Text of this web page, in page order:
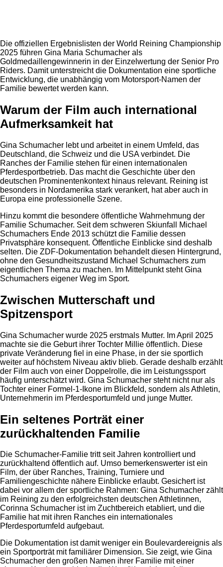
Die offiziellen Ergebnislisten der World Reining Championship
2025 führen Gina Maria Schumacher als
Goldmedaillengewinnerin in der Einzelwertung der Senior Pro
Riders. Damit unterstreicht die Dokumentation eine sportliche
Entwicklung, die unabhängig vom Motorsport-Namen der
Familie bewertet werden kann.
Warum der Film auch international
Aufmerksamkeit hat
Gina Schumacher lebt und arbeitet in einem Umfeld, das
Deutschland, die Schweiz und die USA verbindet. Die
Ranches der Familie stehen für einen internationalen
Pferdesportbetrieb. Das macht die Geschichte über den
deutschen Prominentenkontext hinaus relevant. Reining ist
besonders in Nordamerika stark verankert, hat aber auch in
Europa eine professionelle Szene.
Hinzu kommt die besondere öffentliche Wahrnehmung der
Familie Schumacher. Seit dem schweren Skiunfall Michael
Schumachers Ende 2013 schützt die Familie dessen
Privatsphäre konsequent. Öffentliche Einblicke sind deshalb
selten. Die ZDF-Dokumentation behandelt diesen Hintergrund,
ohne den Gesundheitszustand Michael Schumachers zum
eigentlichen Thema zu machen. Im Mittelpunkt steht Gina
Schumachers eigener Weg im Sport.
Zwischen Mutterschaft und
Spitzensport
Gina Schumacher wurde 2025 erstmals Mutter. Im April 2025
machte sie die Geburt ihrer Tochter Millie öffentlich. Diese
private Veränderung fiel in eine Phase, in der sie sportlich
weiter auf höchstem Niveau aktiv blieb. Gerade deshalb erzählt
der Film auch von einer Doppelrolle, die im Leistungssport
häufig unterschätzt wird. Gina Schumacher steht nicht nur als
Tochter einer Formel-1-Ikone im Blickfeld, sondern als Athletin,
Unternehmerin im Pferdesportumfeld und junge Mutter.
Ein seltenes Porträt einer
zurückhaltenden Familie
Die Schumacher-Familie tritt seit Jahren kontrolliert und
zurückhaltend öffentlich auf. Umso bemerkenswerter ist ein
Film, der über Ranches, Training, Turniere und
Familiengeschichte nähere Einblicke erlaubt. Gesichert ist
dabei vor allem der sportliche Rahmen: Gina Schumacher zählt
im Reining zu den erfolgreichsten deutschen Athletinnen,
Corinna Schumacher ist im Zuchtbereich etabliert, und die
Familie hat mit ihren Ranches ein internationales
Pferdesportumfeld aufgebaut.
Die Dokumentation ist damit weniger ein Boulevardereignis als
ein Sportporträt mit familiärer Dimension. Sie zeigt, wie Gina
Schumacher den großen Namen ihrer Familie mit einer